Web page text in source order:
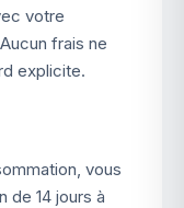
votre
frais ne
explicite.
vous
de 14 jours à